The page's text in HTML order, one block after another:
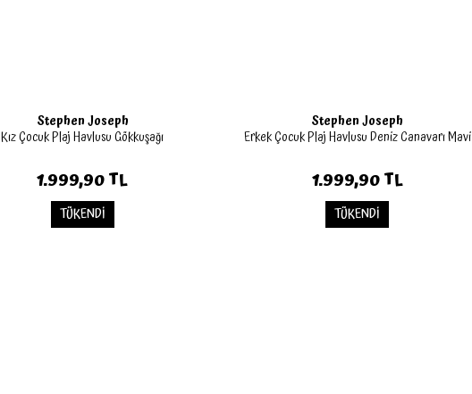
Stephen Joseph
Kız Çocuk Plaj Havlusu Gökkuşağı
1.999,90 TL
TÜKENDİ
Stephen Joseph
Erkek Çocuk Plaj Havlusu Deniz Canavarı Mavi
1.999,90 TL
TÜKENDİ